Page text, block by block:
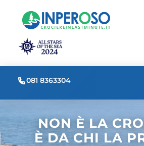
081 8363304
NON È LA
È DA CHI LA